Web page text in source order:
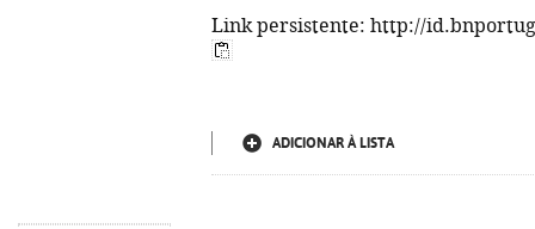
Link persistente: http://
ADICIONAR À LISTA